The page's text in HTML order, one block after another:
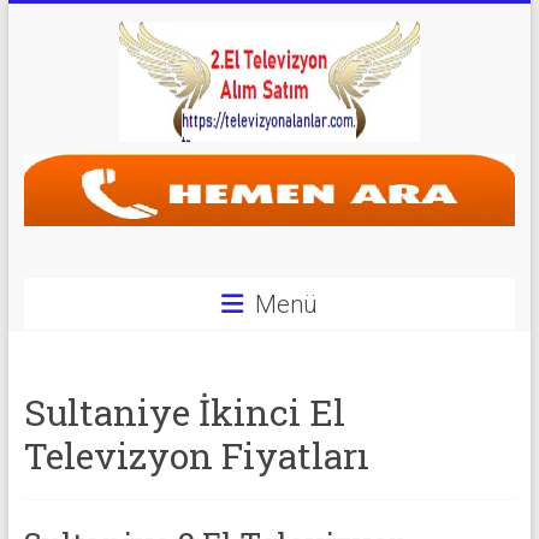
Televizyon
Alanlar
Alanlar
|
Menü
Sultaniye İkinci El
Televizyon Fiyatları